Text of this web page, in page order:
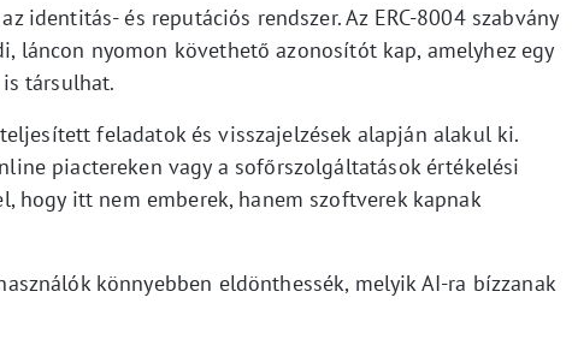
identitás- és reputációs rendszer. Az ERC-8004 szabvány
láncon nyomon követhető azonosítót kap, amelyhez egy
társulhat.
feladatok és visszajelzések alapján alakul ki.
piactereken vagy a sofőrszolgáltatások értékelési
hogy itt nem emberek, hanem szoftverek kapnak
könnyebben eldönthessék, melyik AI-ra bízzanak